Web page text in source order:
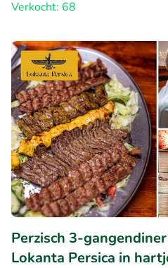
Verkocht: 68
Perzisch 3-
Lokanta Persica in